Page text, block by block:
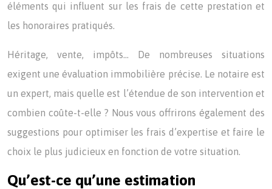
éléments qui influent sur les frais de cette prestation et
les honoraires pratiqués.
Héritage, vente, impôts… De nombreuses situations
exigent une évaluation immobilière précise. Le notaire est
un expert, mais quelle est l’étendue de son intervention et
combien coûte-t-elle ? Nous vous offrirons également des
suggestions pour optimiser les frais d’expertise et faire le
choix le plus judicieux en fonction de votre situation.
Qu’est-ce qu’une estimation